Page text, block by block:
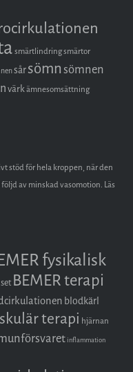
smärtlindringsmärtor
sårsömnsömnen
värkämnesomsättning
stöd för hela kroppen, när den
av minskad vasomotion. Läs
fysikalisk
BEMER terapi
blodkärl
terapi hjärnan
inflammation